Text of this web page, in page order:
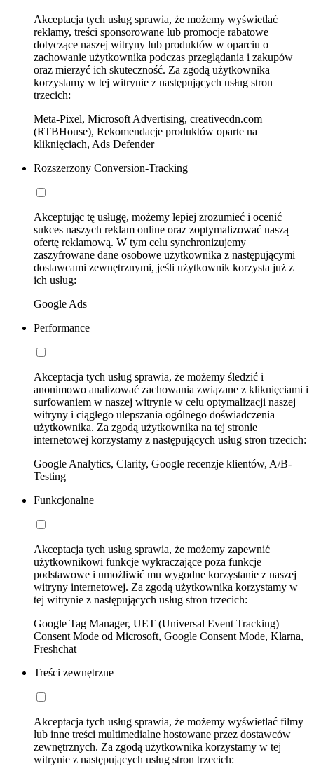
Akceptacja tych usług sprawia, że możemy wyświetlać
reklamy, treści sponsorowane lub promocje rabatowe
dotyczące naszej witryny lub produktów w oparciu o
zachowanie użytkownika podczas przeglądania i zakupów
oraz mierzyć ich skuteczność. Za zgodą użytkownika
korzystamy w tej witrynie z następujących usług stron
trzecich:
Meta-Pixel, Microsoft Advertising, creativecdn.com
(RTBHouse), Rekomendacje produktów oparte na
kliknięciach, Ads Defender
Rozszerzony Conversion-Tracking
Akceptując tę usługę, możemy lepiej zrozumieć i ocenić
sukces naszych reklam online oraz zoptymalizować naszą
ofertę reklamową. W tym celu synchronizujemy
zaszyfrowane dane osobowe użytkownika z następującymi
dostawcami zewnętrznymi, jeśli użytkownik korzysta już z
ich usług:
Google Ads
Performance
Akceptacja tych usług sprawia, że możemy śledzić i
anonimowo analizować zachowania związane z kliknięciami i
surfowaniem w naszej witrynie w celu optymalizacji naszej
witryny i ciągłego ulepszania ogólnego doświadczenia
użytkownika. Za zgodą użytkownika na tej stronie
internetowej korzystamy z następujących usług stron trzecich:
Google Analytics, Clarity, Google recenzje klientów, A/B-
Testing
Funkcjonalne
Akceptacja tych usług sprawia, że możemy zapewnić
użytkownikowi funkcje wykraczające poza funkcje
podstawowe i umożliwić mu wygodne korzystanie z naszej
witryny internetowej. Za zgodą użytkownika korzystamy w
tej witrynie z następujących usług stron trzecich:
Google Tag Manager, UET (Universal Event Tracking)
Consent Mode od Microsoft, Google Consent Mode, Klarna,
Freshchat
Treści zewnętrzne
Akceptacja tych usług sprawia, że możemy wyświetlać filmy
lub inne treści multimedialne hostowane przez dostawców
zewnętrznych. Za zgodą użytkownika korzystamy w tej
witrynie z następujących usług stron trzecich: